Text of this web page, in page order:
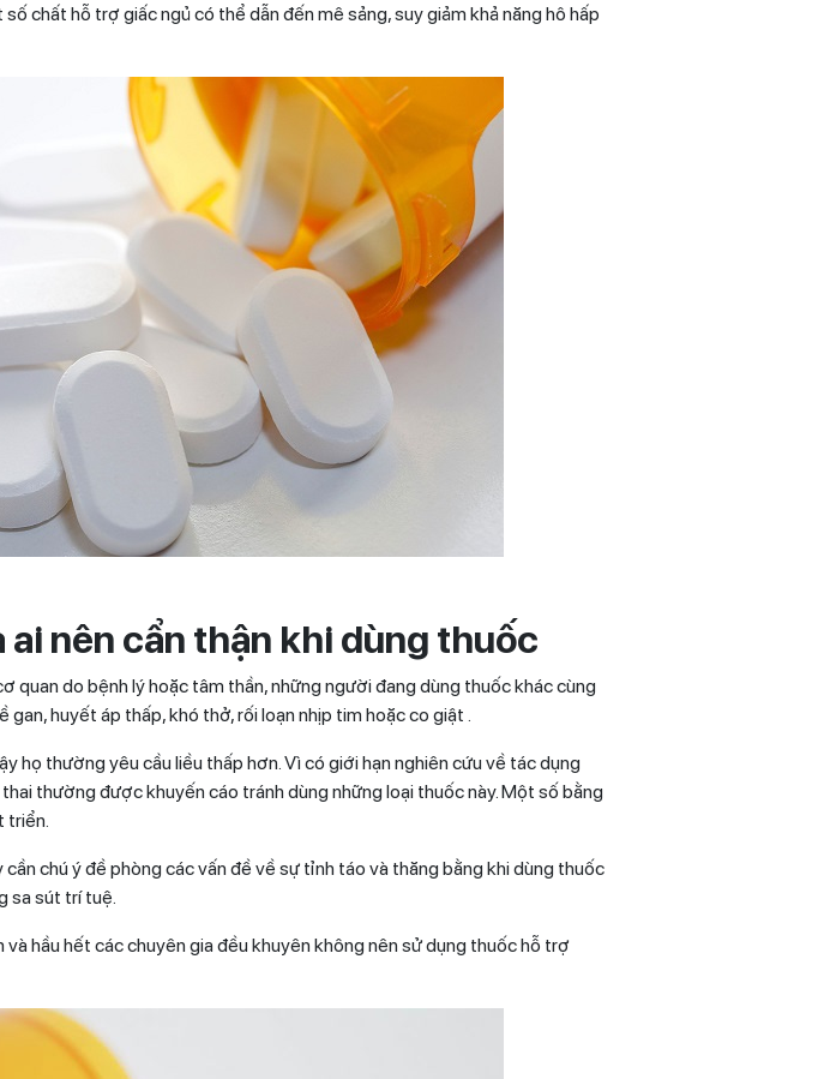
chất hỗ trợ giấc ngủ có thể dẫn đến mê sảng, suy giảm khả năng hô hấp
ai nên cẩn thận khi dùng thuốc
quan do bệnh lý hoặc tâm thần, những người đang dùng thuốc khác cùng
huyết áp thấp, khó thở, rối loạn nhịp tim hoặc co giật .
họ thường yêu cầu liều thấp hơn. Vì có giới hạn nghiên cứu về tác dụng
thường được khuyến cáo tránh dùng những loại thuốc này. Một số bằng
triển.
chú ý đề phòng các vấn đề về sự tỉnh táo và thăng bằng khi dùng thuốc
sa sút trí tuệ.
hầu hết các chuyên gia đều khuyên không nên sử dụng thuốc hỗ trợ